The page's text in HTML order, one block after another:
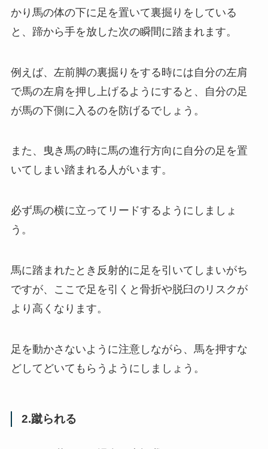
かり馬の体の下に足を置いて裏掘りをしている
と、蹄から手を放した次の瞬間に踏まれます。
例えば、左前脚の裏掘りをする時には自分の左肩
で馬の左肩を押し上げるようにすると、自分の足
が馬の下側に入るのを防げるでしょう。
また、曳き馬の時に馬の進行方向に自分の足を置
いてしまい踏まれる人がいます。
必ず馬の横に立ってリードするようにしましょ
う。
馬に踏まれたとき反射的に足を引いてしまいがち
ですが、ここで足を引くと骨折や脱臼のリスクが
より高くなります。
足を動かさないように注意しながら、馬を押すな
どしてどいてもらうようにしましょう。
2.蹴られる